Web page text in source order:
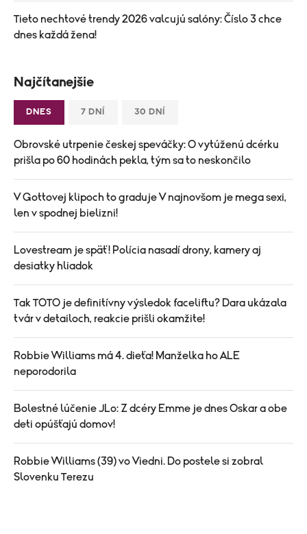
Tieto nechtové trendy 2026 valcujú salóny: Číslo 3 chce
dnes každá žena!
Najčítanejšie
DNES 7 DNÍ 30 DNÍ
Obrovské utrpenie českej speváčky: O vytúženú dcérku
prišla po 60 hodinách pekla, tým sa to neskončilo
V Gottovej klipoch to graduje V najnovšom je mega sexi,
len v spodnej bielizni!
Lovestream je späť! Polícia nasadí drony, kamery aj
desiatky hliadok
Tak TOTO je definitívny výsledok faceliftu? Dara ukázala
tvár v detailoch, reakcie prišli okamžite!
Robbie Williams má 4. dieťa! Manželka ho ALE
neporodorila
Bolestné lúčenie JLo: Z dcéry Emme je dnes Oskar a obe
deti opúšťajú domov!
Robbie Williams (39) vo Viedni. Do postele si zobral
Slovenku Terezu